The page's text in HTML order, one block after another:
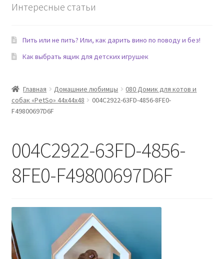
Сад
Домашние любимцы
Интересные статьи
Пить или не пить? Или, как дарить вино по поводу и без!
Как выбрать ящик для детских игрушек
Главная Домашние любимцы
080 Домик для котов и
собак «PetSo» 44х44х48
004C2922-63FD-4856-8FE0-
F49800697D6F
004C2922-63FD-4856-
8FE0-F49800697D6F